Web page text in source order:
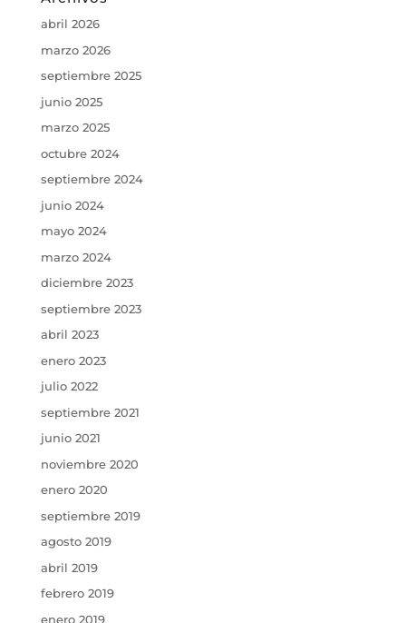
abril 2026
marzo 2026
septiembre 2025
junio 2025
marzo 2025
octubre 2024
septiembre 2024
junio 2024
mayo 2024
marzo 2024
diciembre 2023
septiembre 2023
abril 2023
enero 2023
julio 2022
septiembre 2021
junio 2021
noviembre 2020
enero 2020
septiembre 2019
agosto 2019
abril 2019
febrero 2019
enero 2019